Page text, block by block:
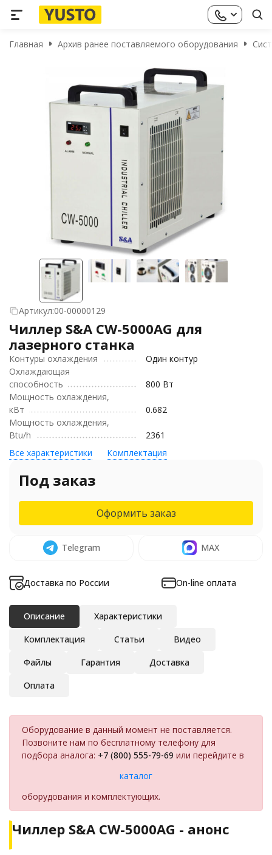
Главная Архив ранее поставляемого оборудования
Артикул:00-00000129
Чиллер S&A CW-5000AG для
лазерного станка
Контуры охлаждения
Один контур
Охлаждающая
способность
800 Вт
Мощность охлаждения,
кВт
0.682
Мощность охлаждения,
Btu/h
2361
Все характеристики
Комплектация
Под заказ
Оформить заказ
Telegram MAX
Доставка по России On-line оплата
Описание
Характеристики
Комплектация
Статьи
Видео
Файлы
Гарантия
Доставка
Оплата
Оборудование в данный момент не поставляется.
Позвоните нам по бесплатному телефону для
подбора аналога: +7 (800) 555-79-69 или перейдите в
каталог
оборудования и комплектующих.
Чиллер S&A CW-5000AG - анонс